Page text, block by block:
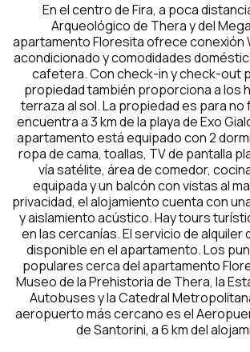
En el centro de Fira, a poca
Arqueológico de Thera y del
apartamento Floresita ofrece conexión
acondicionado y comodidades
cafetera. Con check-in y check-out
propiedad también proporciona a los
terraza al sol. La propiedad es para no
encuentra a 3 km de la playa de Exo
apartamento está equipado con 2
ropa de cama, toallas, TV de pantalla
vía satélite, área de comedor,
equipada y un balcón con vistas al
privacidad, el alojamiento cuenta con
y aislamiento acústico. Hay tours
en las cercanías. El servicio de
disponible en el apartamento. Los
populares cerca del apartamento
Museo de la Prehistoria de Thera, la
Autobuses y la Catedral
aeropuerto más cercano es el
de Santorini, a 6 km del